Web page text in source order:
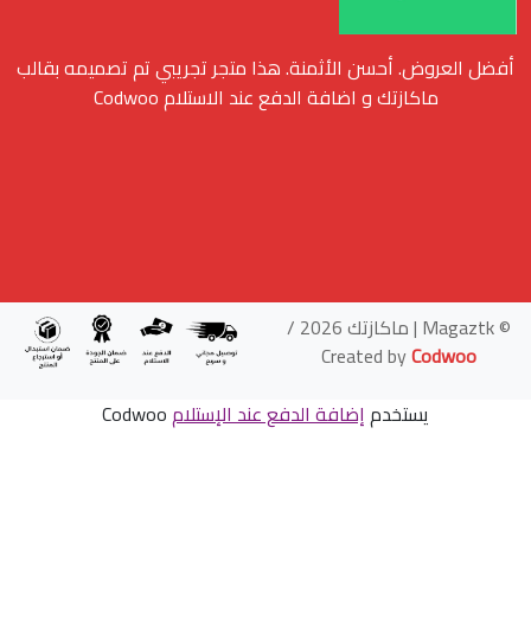
أفضل العروض. أحسن الأثمنة. هذا متجر تجريبي تم تصميمه بقالب
ماكازتك و اضافة الدفع عند الاستلام Codwoo
© Magaztk | ماكازتك 2026 /
Created byCodwoo
يستخدمإضافة الدفع عند الإستلام